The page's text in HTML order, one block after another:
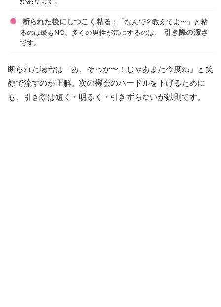
断られた後にしつこく粘る ：「なんで？教えてよ〜」と粘
るのは最もNG。多くの男性が気にするのは、
引き際の潔さ
です。
断られた場合は「あ、そっか〜！じゃあまた今度ね」と笑
顔で流すのが正解。次の機会のハードルを下げるために
も、引き際は短く・明るく・引きずらないが鉄則です。